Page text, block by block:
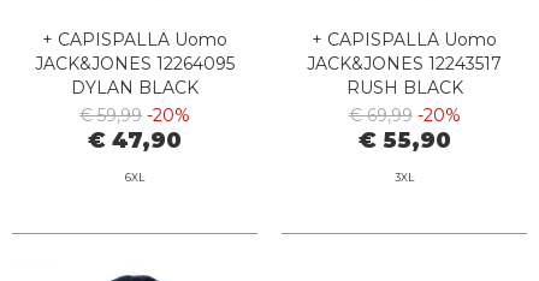
+ CAPISPALLA Uomo
JACK&JONES 12264095
DYLAN BLACK
€ 59,99 -20%
€ 47,90
6XL
+ CAPISPALLA Uomo
JACK&JONES 12243517
RUSH BLACK
€ 69,99 -20%
€ 55,90
3XL